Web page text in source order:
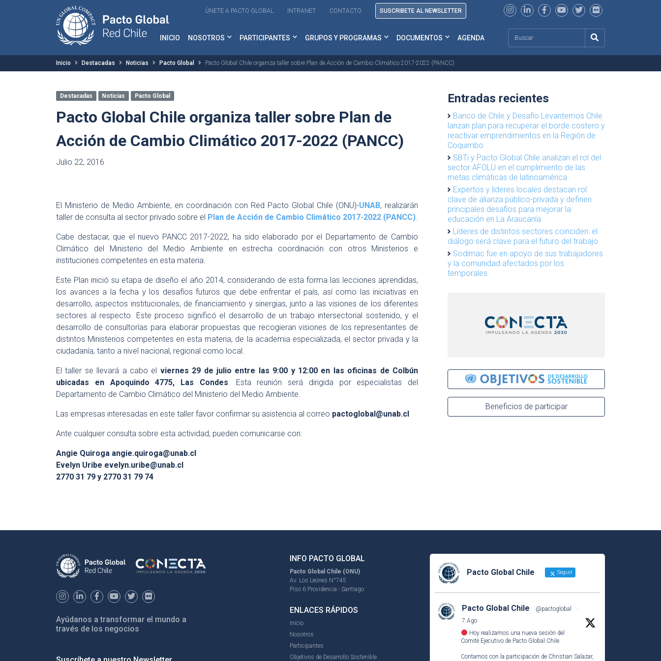
ÚNETE A PACTO GLOBAL INTRANET CONTACTO SUSCRIBETE AL NEWSLETTER
INICIO NOSOTROS PARTICIPANTES GRUPOS Y PROGRAMAS DOCUMENTOS AGENDA
Inicio Destacadas Noticias Pacto Global Pacto Global Chile organiza taller sobre Plan de Acción de Cambio Climático 2017-2022 (PANCC)
Destacadas Noticias Pacto Global
Pacto Global Chile organiza taller sobre Plan de
Acción de Cambio Climático 2017-2022 (PANCC)
Julio 22, 2016
El Ministerio de Medio Ambiente, en coordinación con Red Pacto Global Chile (ONU)-UNAB, realizarán
taller de consulta al sector privado sobre el Plan de Acción de Cambio Climático 2017-2022 (PANCC).
Cabe destacar, que el nuevo PANCC 2017-2022, ha sido elaborado por el Departamento de Cambio
Climático del Ministerio del Medio Ambiente en estrecha coordinación con otros Ministerios e
instituciones competentes en esta materia.
Este Plan inició su etapa de diseño el año 2014, considerando de esta forma las lecciones aprendidas,
los avances a la fecha y los desafíos futuros que debe enfrentar el país, así como las iniciativas en
desarrollo, aspectos institucionales, de financiamiento y sinergias, junto a las visiones de los diferentes
sectores al respecto. Este proceso significó el desarrollo de un trabajo intersectorial sostenido, y el
desarrollo de consultorías para elaborar propuestas que recogieran visiones de los representantes de
distintos Ministerios competentes en esta materia, de la academia especializada, el sector privada y la
ciudadanía, tanto a nivel nacional, regional como local.
El taller se llevará a cabo el viernes 29 de julio entre las 9:00 y 12:00 en las oficinas de Colbún
ubicadas en Apoquindo 4775, Las Condes. Esta reunión será dirigida por especialistas del
Departamento de Cambio Climático del Ministerio del Medio Ambiente.
Las empresas interesadas en este taller favor confirmar su asistencia al correo pactoglobal@unab.cl
Ante cualquier consulta sobre esta actividad, pueden comunicarse con:
Angie Quiroga angie.quiroga@unab.cl
Evelyn Uribe evelyn.uribe@unab.cl
2770 31 79 y 2770 31 79 74
Entradas recientes
Banco de Chile y Desafío Levantemos Chile
lanzan plan para recuperar el borde costero y
reactivar emprendimientos en la Región de
Coquimbo
SBTi y Pacto Global Chile analizan el rol del
sector AFOLU en el cumplimiento de las
metas climáticas de latinoamérica
Expertos y líderes locales destacan rol
clave de alianza público-privada y definen
principales desafíos para mejorar la
educación en La Araucanía
Líderes de distintos sectores coinciden: el
diálogo será clave para el futuro del trabajo
Sodimac fue en apoyo de sus trabajadores
y la comunidad afectados por los
temporales
Beneficios de participar
Ayúdanos a transformar el mundo a
través de los negocios
INFO PACTO GLOBAL
Pacto Global Chile (ONU)
Av. Los Leones N°745
Piso 6 Providencia - Santiago
ENLACES RÁPIDOS
Inicio
Nosotros
Participantes
Objetivos de Desarrollo Sostenible
Pacto Global Chile Seguir
Pacto Global Chile @pactoglobal
·
7 Ago
Hoy realizamos una nueva sesión del
Comité Ejecutivo de Pacto Global Chile.
Contamos con la participación de Christian Salazar,